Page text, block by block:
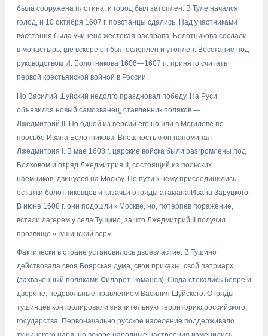
была сооружена плотина, и город был затоплен. В Туле начался
голод, и 10 октября 1607 г. повстанцы сдались. Над участниками
восстания была учинена жестокая расправа. Болотникова сослали
в монастырь, где вскоре он был ослеплен и утоплен. Восстание под
руководством И. Болотникова 1606—1607 гг. принято считать
первой крестьянской войной в России.
Но Василий Шуйский недолго праздновал победу. На Руси
объявился новый самозванец, ставленник поляков —
Лжедмитрий II. По одной из версий его нашли в Могилеве по
просьбе Ивана Болотникова. Внешностью он напоминал
Лжедмитрия I. В мае 1608 г. царские войска были разгромлены под
Болховом и отряд Лжедмитрия II, состоящий из польских
наемников, двинулся на Москву. По пути к нему присоединились
остатки болотниковцев и казачьи отряды атамана Ивана Заруцкого.
В июне 1608 г. они подошли к Москве, но, потерпев поражение,
встали лагерем у села Тушино, за что Лжедмитрий II получил
прозвище «Тушинский вор».
Фактически в стране установилось двоевластие. В Тушино
действовала своя Боярская дума, свои приказы, свой патриарх
(захваченный поляками Филарет Романов). Сюда стекались бояре и
дворяне, недовольные правлением Василия Шуйского. Отряды
тушинцев контролировали значительную территорию российского
государства. Первоначально русское население поддерживало